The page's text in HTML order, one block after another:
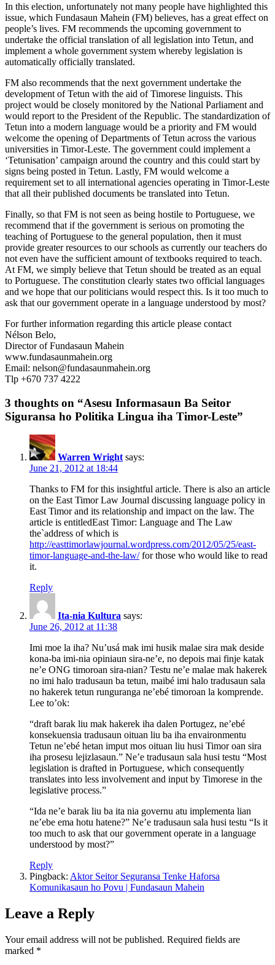
In this election, unfortunately not many people have highlighted this
issue, which Fundasaun Mahein (FM) believes, has a great effect on
people’s lives. FM recommends the upcoming government to
undertake the official translation of all legislation into Tetun, and
implement a whole government system whereby legislation is
automatically officially translated.
FM also recommends that the next government undertake the
development of Tetun with the aid of Timorese linguists. This
project would be closely monitored by the National Parliament and
would report to the President of the Republic. The standardization of
Tetun into a modern language would be a priority and FM would
welcome the opening of Departments of Tetun across the various
universities in Timor-Leste. The government could implement a
‘Tetunisation’ campaign around the country and this could start by
signs being posted in Tetun. Lastly, FM would welcome a
requirement set to all international agencies operating in Timor-Leste
that all their published documents be translated into Tetun.
Finally, so that FM is not seen as being hostile to Portuguese, we
recommend that if the government is serious on promoting the
teaching of Portuguese to the general population, then it must
provide greater resources to our schools as currently our teachers do
not even have the sufficient amount of textbooks required to teach.
At FM, we simply believe that Tetun should be treated as an equal
to Portuguese. The constitution clearly states two official languages
and we hope that our politicians would respect this. Is it too much to
ask that our government operate in a language understood by most?
For further information regarding this article please contact
Nélson Belo,
Director of Fundasaun Mahein
www.fundasaunmahein.org
Email: nelson@fundasaunmahein.org
Tlp +670 737 4222
3 thoughts on “Asesu Informasaun Ba Seitor
Siguransa ho Politika Lingua iha Timor-Leste”
Warren Wright says:
June 21, 2012 at 18:44
Thanks to FM for this insightful article. There is also an article
on the East Timor Law Journal discussing language policy in
East Timor and its relationship and impact on the law. The
article is entitledEast Timor: Language and The Law
the`address of which is
http://easttimorlawjournal.wordpress.com/2012/05/25/east-
timor-language-and-the-law/for those who would like to read
it.
Reply
Ita-nia Kultura says:
June 26, 2012 at 11:38
Imi moe la iha? Nu’usá mak imi husik malae sira mak deside
kona-ba imi-nia opiniaun sira-ne’e, no depois mai finje katak
ne’e ONG timoroan sira-nian? Testu ne’e malae mak hakerek
no imi halo tradusaun ba tetun, maibé imi halo tradusaun sala
no hakerek tetun runguranga ne’ebé timoroan la komprende.
Lee to’ok:
“draft barak liu mak hakerek iha dalen Portugez, ne’ebé
konsekuensia tradusaun oituan liu ba iha envaironmentu
Tetun ne’ebé hetan imput mos oituan liu husi Timor oan sira
iha prosesu lejizlasaun.” Ne’e tradusaun sala husi testu “Most
legislation is drafted in Portuguese, which consequently
translates into less involvement and input by Timorese in the
legislative process.”
“Ida ne’e barak liu ba ita nia governu atu implementa lian
ne’ebe ema hotu hatene?” Ne’e tradusaun sala husi testu “Is it
too much to ask that our government operate in a language
understood by most?”
Reply
Pingback: Aktor Seitor Seguransa Tenke Haforsa
Komunikasaun ho Povu | Fundasaun Mahein
Leave a Reply
Your email address will not be published. Required fields are
marked *